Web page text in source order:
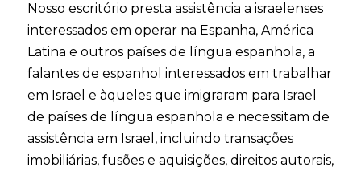
Nosso escritório presta assistência a israelenses
interessados ​​em operar na Espanha, América
Latina e outros países de língua espanhola, a
falantes de espanhol interessados ​​em trabalhar
em Israel e àqueles que imigraram para Israel
de países de língua espanhola e necessitam de
assistência em Israel, incluindo transações
imobiliárias, fusões e aquisições, direitos autorais,